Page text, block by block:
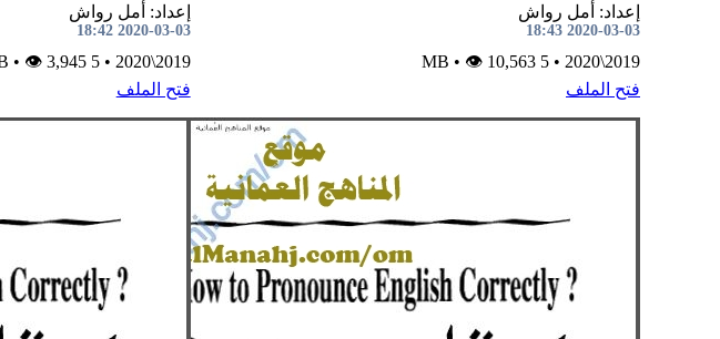
إعداد: أمل رواش
2020-03-03 18:43
2019\2020
•
• 👁 10,563
فتح الملف
إعداد: أمل رواش
2020-03-03 18:42
2019\2020
•
5 MB
• 👁 3,945
فتح الملف